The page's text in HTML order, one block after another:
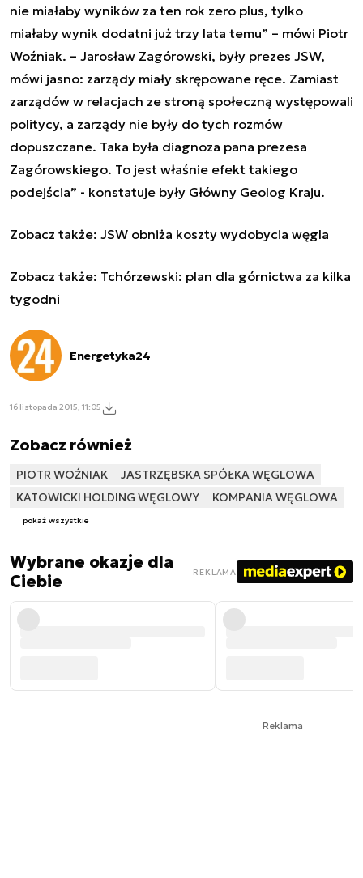
nie miałaby wyników za ten rok zero plus, tylko
miałaby wynik dodatni już trzy lata temu” – mówi Piotr
Woźniak. – Jarosław Zagórowski, były prezes JSW,
mówi jasno: zarządy miały skrępowane ręce. Zamiast
zarządów w relacjach ze stroną społeczną występowali
politycy, a zarządy nie były do tych rozmów
dopuszczane. Taka była diagnoza pana prezesa
Zagórowskiego. To jest właśnie efekt takiego
podejścia” - konstatuje były Główny Geolog Kraju.
Zobacz także: JSW obniża koszty wydobycia węgla
Zobacz także: Tchórzewski: plan dla górnictwa za kilka
tygodni
Energetyka24
16 listopada 2015, 11:05
Zobacz również
PIOTR WOŹNIAK
JASTRZĘBSKA SPÓŁKA WĘGLOWA
KATOWICKI HOLDING WĘGLOWY
KOMPANIA WĘGLOWA
pokaż wszystkie
Wybrane okazje dla
Ciebie
REKLAMA
Reklama